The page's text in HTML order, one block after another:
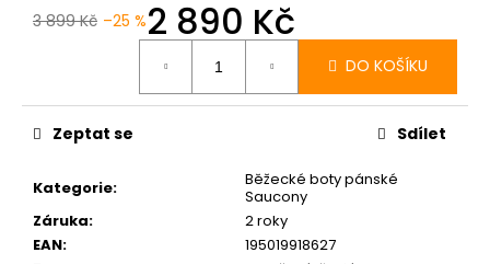
3 899 Kč –25 %2 890 Kč
DO KOŠÍKU
Kategorie:
Běžecké boty pánské
Saucony
Záruka:
2 roky
EAN:
195019918627
Zeptat se Sdílet